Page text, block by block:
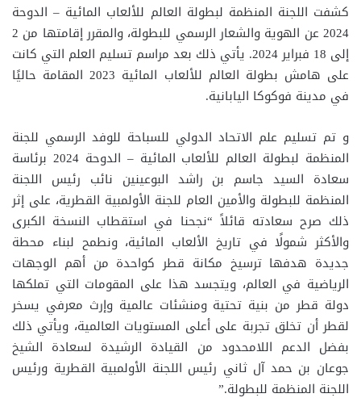
كشفت اللجنة المنظمة لبطولة العالم للألعاب المائية – الدوحة
2024 عن الهوية والشعار الرسمي للبطولة، والمقرر إقامتها من 2
إلى 18 فبراير 2024. يأتي ذلك بعد مراسم تسليم العلم التي كانت
على هامش بطولة العالم للألعاب المائية 2023 المقامة حاليًا
في مدينة فوكوكا اليابانية.
و تم تسليم علم الاتحاد الدولي للسباحة للوفد الرسمي للجنة
المنظمة لبطولة العالم للألعاب المائية – الدوحة 2024 برئاسة
سعادة السيد جاسم بن راشد البوعينين نائب رئيس اللجنة
المنظمة للبطولة والأمين العام للجنة الأولمبية القطرية، على إثر
ذلك صرح سعادته قائلاً “نجحنا في استقطاب النسخة الكبرى
والأكثر شمولًا في تاريخ الألعاب المائية، ونطمح لبناء محطة
جديدة هدفها ترسيخ مكانة قطر كواحدة من أهم الوجهات
الرياضية في العالم، ويتجسد هذا على المقومات التي تملكها
دولة قطر من بنية تحتية ومنشئات عالمية وإرث معرفي يسخر
لقطر أن تخلق تجربة على أعلى المستويات العالمية، ويأتي ذلك
بفضل الدعم اللامحدود من القيادة الرشيدة لسعادة الشيخ
جوعان بن حمد آل ثاني رئيس اللجنة الأولمبية القطرية ورئيس
اللجنة المنظمة للبطولة.”